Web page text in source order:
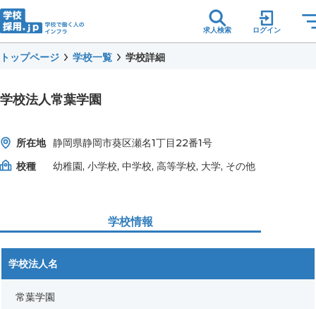
求人検索 ログイン
トップページ 学校一覧 学校詳細
学校法人常葉学園
所在地 静岡県静岡市葵区瀬名1丁目22番1号
校種
幼稚園, 小学校, 中学校, 高等学校, 大学, その他
学校情報
学校法人名
常葉学園